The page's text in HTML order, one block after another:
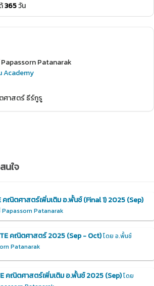
365วัน
Patanarak
Academy
ศาสตร์ ธีร์กูรู
นใจ
คณิตศาสตร์เพิ่มเติม อ.พั้นช์ (Final 1) 2025 (Sep)
Patanarak
คณิตศาสตร์ 2025 (Sep - Oct)โดย อ.พั้นช์
Patanarak
คณิตศาสตร์เพิ่มเติม อ.พั้นช์ 2025 (Sep)โดย